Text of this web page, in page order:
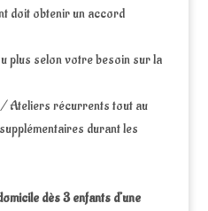
doit obtenir un accord
plus selon votre besoin sur la
/ Ateliers récurrents tout au
durant les
dès 3 enfants d’une